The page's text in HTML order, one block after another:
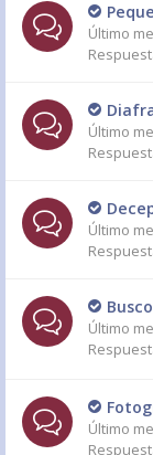
Último
Último
Último
Último
Último